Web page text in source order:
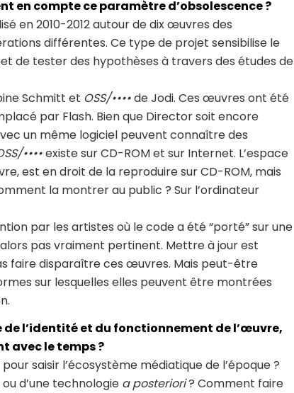
en compte ce paramètre d’obsolescence ?
en 2010-2012 autour de dix œuvres des
différentes. Ce type de projet sensibilise le
de tester des hypothèses à travers des études de
Schmitt et OSS/••••de Jodi. Ces œuvres ont été
par Flash. Bien que Director soit encore
un même logiciel peuvent connaître des
••••existe sur CD-ROM et sur Internet. L’espace
est en droit de la reproduire sur CD-ROM, mais
la montrer au public ? Sur l’ordinateur
par les artistes où le code a été “porté” sur une
pas vraiment pertinent. Mettre à jour est
faire disparaître ces œuvres. Mais peut-être
sur lesquelles elles peuvent être montrées
l’identité et du fonctionnement de l’œuvre,
avec le temps ?
saisir l’écosystème médiatique de l’époque ?
d’une technologie a posteriori? Comment faire